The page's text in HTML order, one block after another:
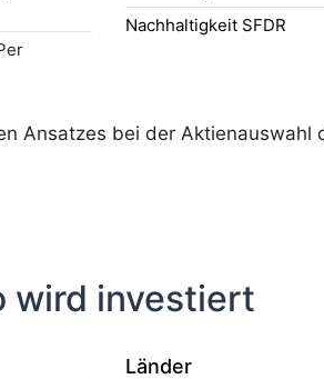
Nachhaltigkeit SFDR
Ansatzes bei der Aktienauswahl
wird investiert
Länder